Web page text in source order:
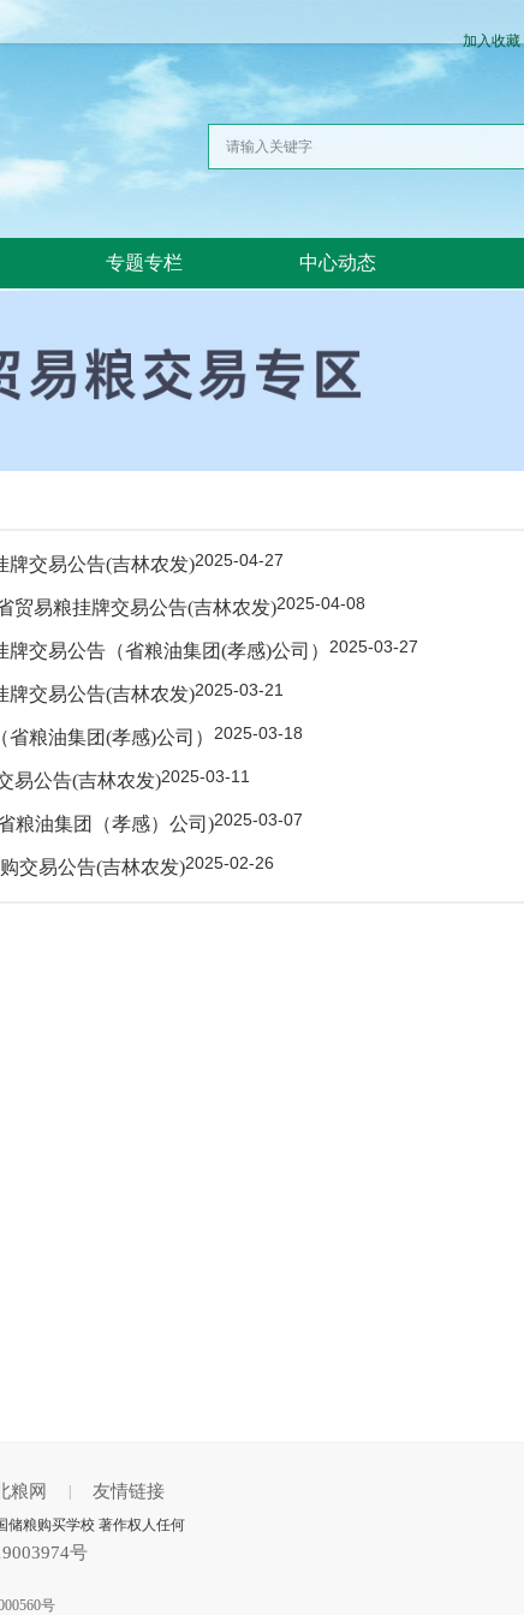
加入收藏
专题专栏 中心动态
牌交易公告(吉林农发)2025-04-27
贸易粮挂牌交易公告(吉林农发)2025-04-08
交易公告（省粮油集团(孝感)公司） 2025-03-27
牌交易公告(吉林农发)2025-03-21
粮油集团(孝感)公司） 2025-03-18
易公告(吉林农发)2025-03-11
粮油集团（孝感）公司)2025-03-07
交易公告(吉林农发)2025-02-26
粮网 友情链接
储粮购买学校 著作权人任何
号
号